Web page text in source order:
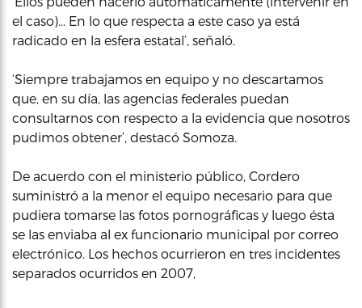
el caso)… En lo que respecta a este caso ya está
radicado en la esfera estatal’, señaló.
‘Siempre trabajamos en equipo y no descartamos
que, en su día, las agencias federales puedan
consultarnos con respecto a la evidencia que nosotros
pudimos obtener’, destacó Somoza.
De acuerdo con el ministerio público, Cordero
suministró a la menor el equipo necesario para que
pudiera tomarse las fotos pornográficas y luego ésta
se las enviaba al ex funcionario municipal por correo
electrónico. Los hechos ocurrieron en tres incidentes
separados ocurridos en 2007,